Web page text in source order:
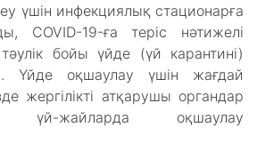
үшін инфекциялық стационарға
COVID-19-ға теріс нәтижелі
бойы үйде (үй карантині)
Үйде оқшаулау үшін жағдай
жергілікті атқарушы органдар
үй-жайларда оқшаулау